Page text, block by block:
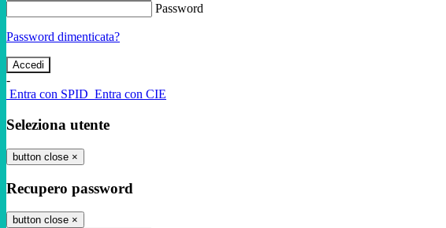
Password
Password dimenticata?
-
Entra con SPID Entra con CIE
Seleziona utente
button close ×
Recupero password
button close ×